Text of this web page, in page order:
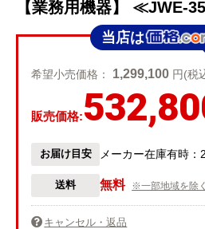
【業務用機器】 ≪JWE-
当店は
希望小売価格： 1,299,100 円(税
販売価格:
お届け目安 メーカー在庫有時：
送料 無料 ※一部地域を除く
キャンセル・返品